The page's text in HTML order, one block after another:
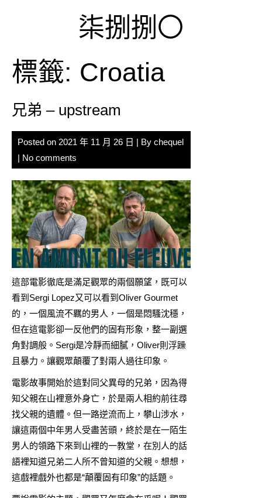
柒捌捌〇
標籤: Croatia
兄弟 – upstream
Posted on 2021 年 11 月 26 日 | By chequel
| No comments
這部電影徹底是滿足觀眾的兩個願望，既可以
看到Sergi Lopez又可以看到Oliver Gourmet
的，一個風流不羈的男人，一個是悶騷沈穩，
但在這電影卻一反他們的固有形象，整一副選
角對調般。Sergi是冷靜而細膩，Oliver則浮躁
且暴力。讓觀眾顛覆了對兩人過往印象。
電影故事開始於這對同父異母的兄弟，因為得
知父親在山裡意外身亡，於是兩人相約前往尋
找父親的遺體。但一路逆流而上，攀山涉水，
讓這兩個中年男人受盡苦頭，終於是在一陌生
男人的領路下來到山裡的一教堂，在別人的話
語裡知道兄弟二人所不曾知道的父親。想想，
這戲裡戲外也都是“顛覆固有印象”的話題。